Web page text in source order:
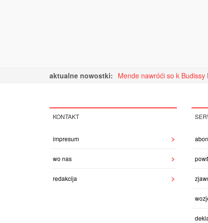
aktualne nowostki: Mende nawróći so k Budissy
KONTAKT
impresum
wo nas
redakcija